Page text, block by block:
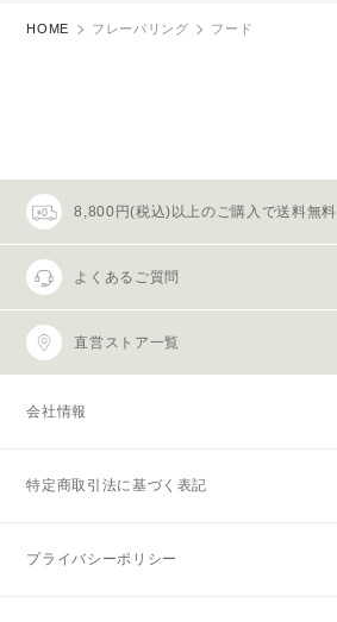
HOME フレーバリング フード
8,800円(税込)以上のご購入で送料無料
よくあるご質問
直営ストア一覧
会社情報
特定商取引法に基づく表記
プライバシーポリシー